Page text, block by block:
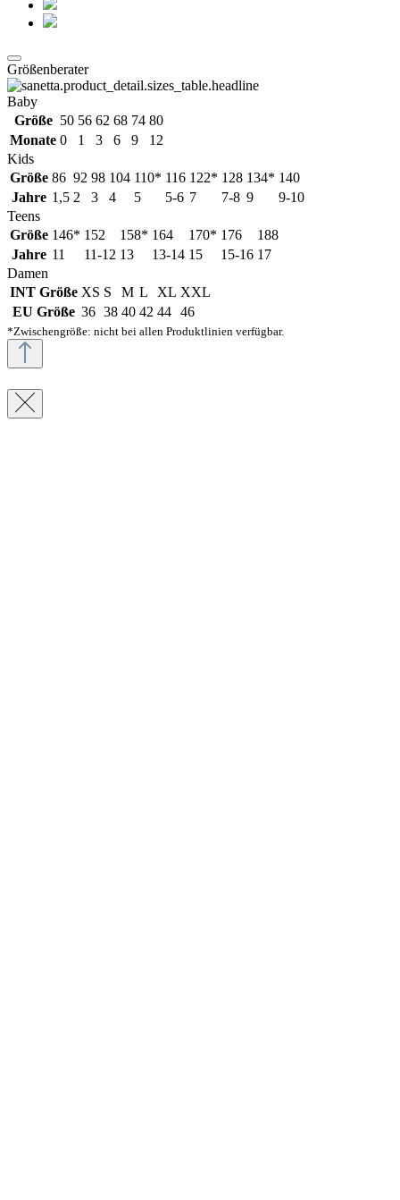
Größenberater
Baby
Größe 50 56 62 68 74 80
Monate 0 1 3 6 9
12
Kids
Größe 86 92 98 104 110* 116 122* 128 134* 140
Jahre 1,5 2 3 4 5 5-6 7 7-8 9
9-10
Teens
Größe 146* 152 158* 164 170* 176
188
Jahre 11 11-12 13 13-14 15 15-16 17
Damen
INT Größe XS S M L XL XXL
EU Größe 36 38 40 42 44 46
*Zwischengröße: nicht bei allen Produktlinien verfügbar.